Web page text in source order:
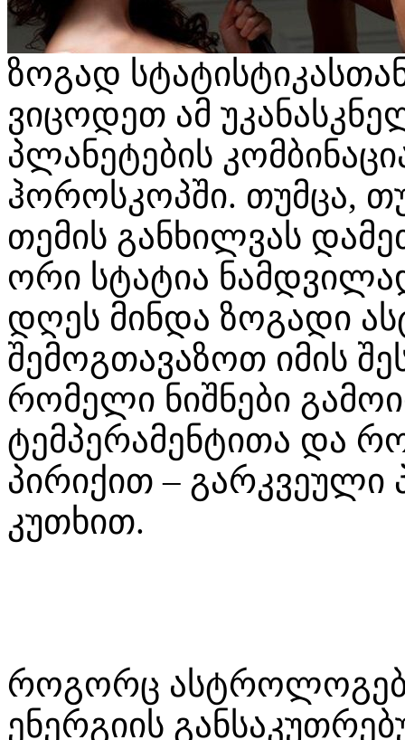
ზოგად
ვიცოდეთ ამ
პლანეტების
ჰოროსკოპში. თუმცა,
თემის განხილვას
ორი სტატია
დღეს მინდა ზოგადი
შემოგთავაზოთ იმის
რომელი ნიშნები
ტემპერამენტითა და
პირიქით – გარკვეული
კუთხით.
როგორც
ენერგიის